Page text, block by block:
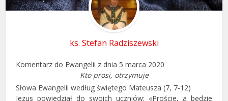
ks. Stefan Radziszewski
Komentarz do Ewangelii z dnia 5 marca 2020
Kto prosi, otrzymuje
Słowa Ewangelii według świętego Mateusza (7, 7-12)
Jezus powiedział do swoich uczniów: «Proście, a będzie